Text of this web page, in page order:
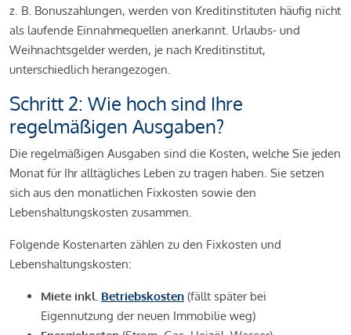
z. B. Bonuszahlungen, werden von Kreditinstituten häufig nicht
als laufende Einnahmequellen anerkannt. Urlaubs- und
Weihnachtsgelder werden, je nach Kreditinstitut,
unterschiedlich herangezogen.
Schritt 2: Wie hoch sind Ihre
regelmäßigen Ausgaben?
Die regelmäßigen Ausgaben sind die Kosten, welche Sie jeden
Monat für Ihr alltägliches Leben zu tragen haben. Sie setzen
sich aus den monatlichen Fixkosten sowie den
Lebenshaltungskosten zusammen.
Folgende Kostenarten zählen zu den Fixkosten und
Lebenshaltungskosten:
Miete inkl. Betriebskosten (fällt später bei
Eigennutzung der neuen Immobilie weg)